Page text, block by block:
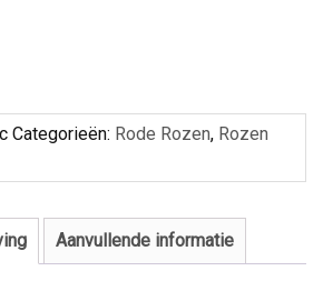
Categorieën: Rode Rozen, Rozen
Aanvullende informatie